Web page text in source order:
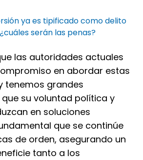
ya es tipificado como delito
serán las penas?
las autoridades actuales
en abordar estas
tenemos grandes
su voluntad política y
en soluciones
que se continúe
de orden, asegurando un
tanto a los